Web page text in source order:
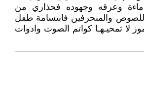
وعرقه وجهوده فحذاري من
اللصوص والمنحرفين فابتسامة طفل
لا تمحيـهـا كواتم الصوت وادوات